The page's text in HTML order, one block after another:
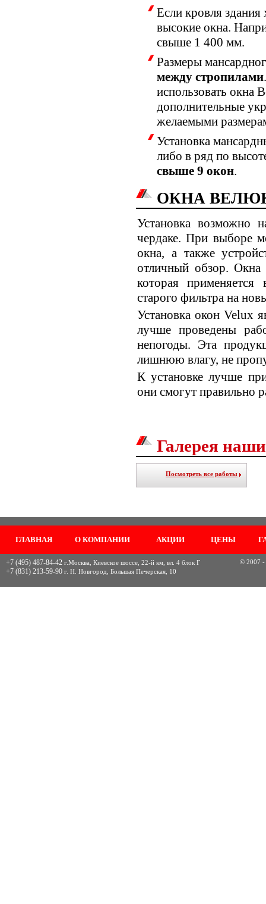
Если кровля здания
высокие окна.
свыше 1 400 мм.
Размеры
между стропилами
использовать окна
дополнительные
желаемыми
Установка
либо в ряд по
свыше 9 окон.
ОКНА
Установка возможно
чердаке. При выборе
окна, а также
отличный обзор. Окна
которая
старого фильтра на
Установка окон Velux
лучше проведены
непогоды. Эта
лишнюю влагу, не
К установке лучше
они смогут правильно
Галерея
Посмотреть все работы
ГЛАВНАЯ О КОМПАНИИ АКЦИИ ЦЕНЫ
+7 (495) 487-84-42 г.Москва, Киевское шоссе, 22-й км, вл. 4 блок Г
+7 (831) 213-59-90 г. Н. Новгород, Большая Печерская, 10
© 2007